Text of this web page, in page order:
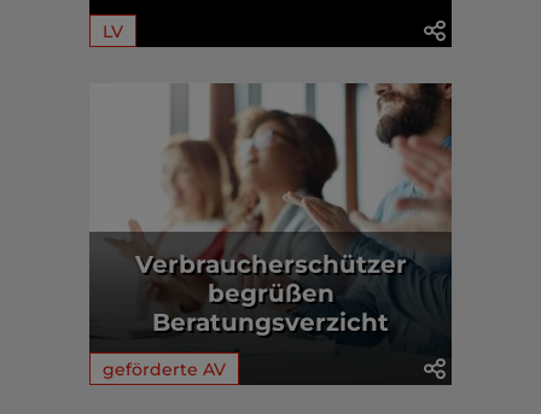
LV
Verbraucherschützer
begrüßen
Beratungsverzicht
geförderte AV